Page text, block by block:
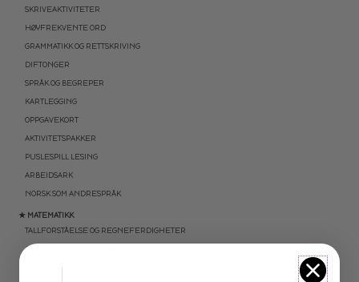
SKRIVEAKTIVITETER
HØYFREKVENTE ORD
GRAMMATIKK OG RETTSKRIVING
DIFTONGER
SPRÅK OG BEGREPER
KARTLEGGING
OPPGAVEKORT
AKTIVITETSPAKKER
PUSLESPILL LESING
ARBEIDSARK
NORSK SOM ANDRESPRÅK
★ MATEMATIKK
TALLFORSTÅELSE OG REGNEFERDIGHETER
ADDIDSJON OG SUBTRAKSJON
MULTIPLIKASJON OG DIVISJON